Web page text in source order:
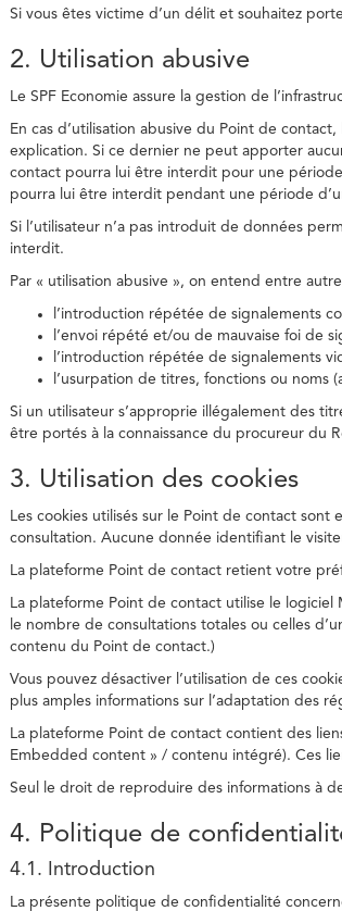
Si vous êtes victime d’un délit et souhaitez
2. Utilisation abusive
Le SPF Economie assure la gestion de
En cas d’utilisation abusive du Point de
explication. Si ce dernier ne peut apporter
contact pourra lui être interdit pour une période
pourra lui être interdit pendant une période
Si l’utilisateur n’a pas introduit de données
interdit.
Par « utilisation abusive », on entend entre
l’introduction répétée de signalements
l’envoi répété et/ou de mauvaise foi de
l’introduction répétée de signalements
l’usurpation de titres, fonctions ou noms
Si un utilisateur s’approprie illégalement des
être portés à la connaissance du procureur du
3. Utilisation des cookies
Les cookies utilisés sur le Point de contact sont
consultation. Aucune donnée identifiant le
La plateforme Point de contact retient votre
La plateforme Point de contact utilise le
le nombre de consultations totales ou celles
contenu du Point de contact.)
Vous pouvez désactiver l’utilisation de ces
plus amples informations sur l’adaptation des
La plateforme Point de contact contient des
Embedded content » / contenu intégré). Ces
Seul le droit de reproduire des informations à
4. Politique de
4.1. Introduction
La présente politique de confidentialité